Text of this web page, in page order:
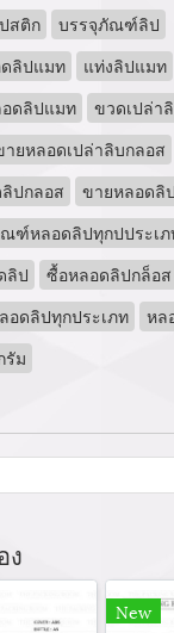
สติก
บรรจุภัณฑ์ลิป
ลิปแมท
แท่งลิปแมท
ดลิปแมท ขวดเปล่า
ายหลอดเปล่าลิบกลอส
ปกลอส
ขายหลอดลิ
ฑ์หลอดลิปทุกปประเ
ลิป
ซื้อหลอดลิปกล็อส
ดลิปทุกประเภท
หล
รัม
ง
New